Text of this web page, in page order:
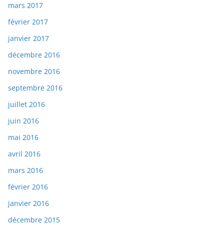
mars 2017
février 2017
janvier 2017
décembre 2016
novembre 2016
septembre 2016
juillet 2016
juin 2016
mai 2016
avril 2016
mars 2016
février 2016
janvier 2016
décembre 2015